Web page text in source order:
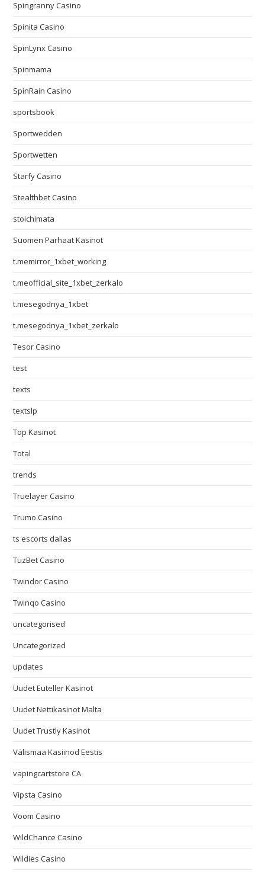
Spingranny Casino
Spinita Casino
SpinLynx Casino
Spinmama
SpinRain Casino
sportsbook
Sportwedden
Sportwetten
Starfy Casino
Stealthbet Casino
stoichimata
Suomen Parhaat Kasinot
t.memirror_1xbet_working
t.meofficial_site_1xbet_zerkalo
t.mesegodnya_1xbet
t.mesegodnya_1xbet_zerkalo
Tesor Casino
test
texts
textslp
Top Kasinot
Total
trends
Truelayer Casino
Trumo Casino
ts escorts dallas
TuzBet Casino
Twindor Casino
Twinqo Casino
uncategorised
Uncategorized
updates
Uudet Euteller Kasinot
Uudet Nettikasinot Malta
Uudet Trustly Kasinot
Välismaa Kasiinod Eestis
vapingcartstore CA
Vipsta Casino
Voom Casino
WildChance Casino
Wildies Casino